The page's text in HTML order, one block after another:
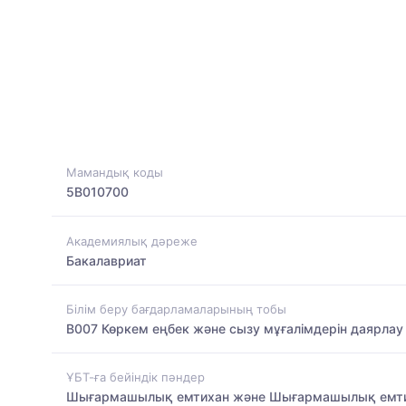
Мамандық коды
5B010700
Академиялық дәреже
Бакалавриат
Білім беру бағдарламаларының тобы
B007 Көркем еңбек және сызу мұғалімдерін даярлау
ҰБТ-ға бейіндік пәндер
Шығармашылық емтихан және Шығармашылық